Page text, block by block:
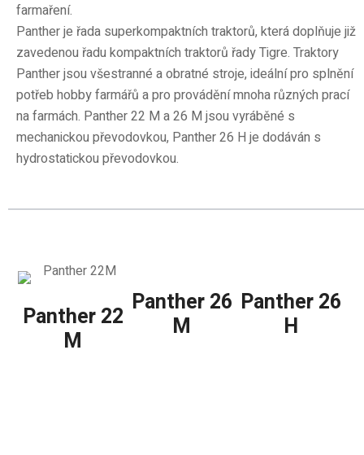
farmaření.
Panther je řada superkompaktních traktorů, která doplňuje již
zavedenou řadu kompaktních traktorů řady Tigre. Traktory
Panther jsou všestranné a obratné stroje, ideální pro splnění
potřeb hobby farmářů a pro provádění mnoha různých prací
na farmách. Panther 22 M a 26 M jsou vyráběné s
mechanickou převodovkou, Panther 26 H je dodáván s
hydrostatickou převodovkou.
Panther 22
M
Panther 26
M
Panther 26
H